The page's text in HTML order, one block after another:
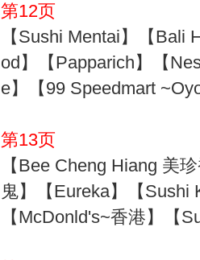
第12页
【Sushi Mentai】【Bali
od】【Papparich】【
e】【99 Speedmart
第13页
【Bee Cheng Hiang 美
鬼】【Eureka】【Sushi
【McDonld's~香港】【